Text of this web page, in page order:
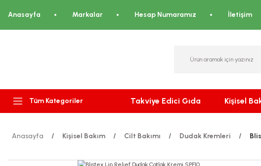
Anasayfa Markalar Hesap Numaramız İletişim
Tüm Kategoriler Takviye Edici Gıda Kişisel
Anasayfa Kişisel Bakım Cilt Bakımı Dudak Kremleri